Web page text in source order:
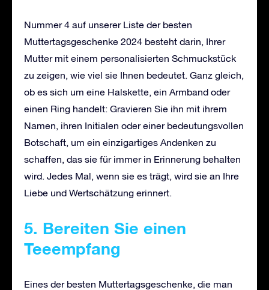
Nummer 4 auf unserer Liste der besten
Muttertagsgeschenke 2024 besteht darin, Ihrer
Mutter mit einem personalisierten Schmuckstück
zu zeigen, wie viel sie Ihnen bedeutet. Ganz gleich,
ob es sich um eine Halskette, ein Armband oder
einen Ring handelt: Gravieren Sie ihn mit ihrem
Namen, ihren Initialen oder einer bedeutungsvollen
Botschaft, um ein einzigartiges Andenken zu
schaffen, das sie für immer in Erinnerung behalten
wird. Jedes Mal, wenn sie es trägt, wird sie an Ihre
Liebe und Wertschätzung erinnert.
5. Bereiten Sie einen
Teeempfang
Eines der besten Muttertagsgeschenke, die man